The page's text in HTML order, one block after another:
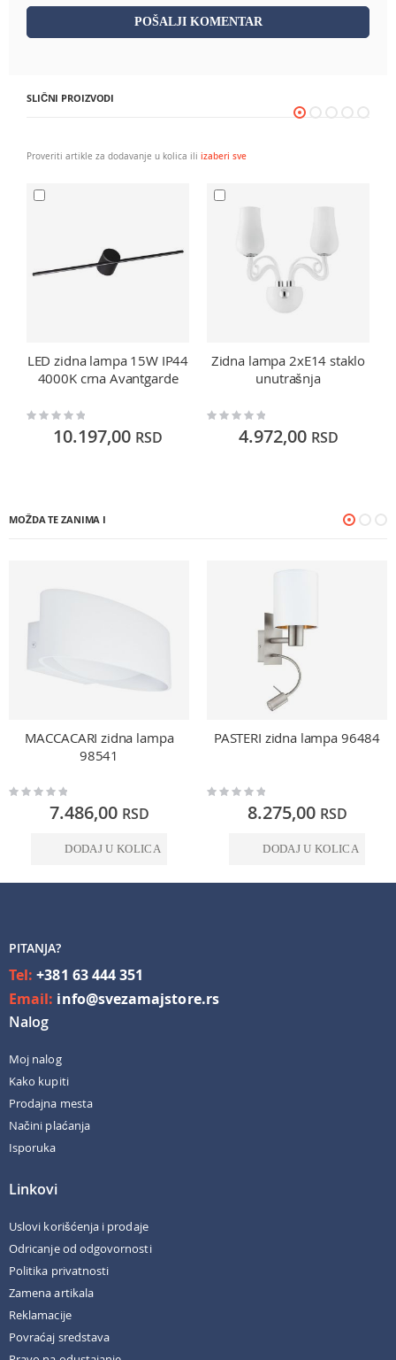
POŠALJI KOMENTAR
SLIČNI PROIZVODI
Proveriti artikle za dodavanje u kolica ili izaberi sve
LED zidna lampa 15W IP44
4000K crna Avantgarde
Rating:
10.197,00 RSD
Zidna lampa 2xE14 staklo
unutrašnja
Rating:
4.972,00 RSD
MOŽDA TE ZANIMA I
MACCACARI zidna lampa
98541
Rating:
7.486,00 RSD
DODAJ U KOLICA
PASTERI zidna lampa 96484
Rating:
8.275,00 RSD
DODAJ U KOLICA
PITANJA?
Tel:+381 63 444 351
Email: info@svezamajstore.rs
Nalog
Moj nalog
Kako kupiti
Prodajna mesta
Načini plaćanja
Isporuka
Linkovi
Uslovi korišćenja i prodaje
Odricanje od odgovornosti
Politika privatnosti
Zamena artikala
Reklamacije
Povraćaj sredstava